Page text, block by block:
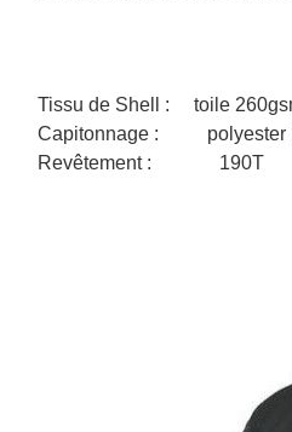
Tissu de Shell : toile
Capitonnage : polyester
Revêtement : 190T